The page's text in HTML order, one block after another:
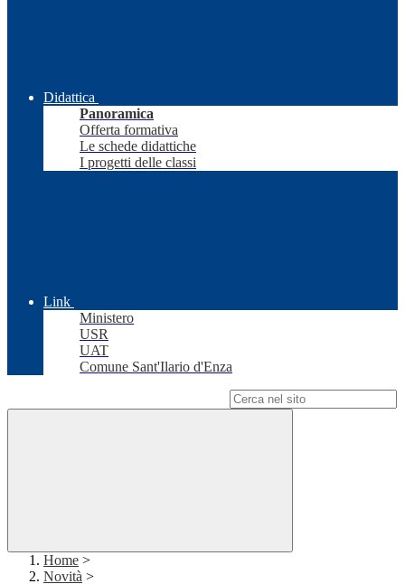
Didattica
Panoramica
Offerta formativa
Le schede didattiche
I progetti delle classi
Link
Ministero
USR
UAT
Comune Sant'Ilario d'Enza
Home >
Novità >